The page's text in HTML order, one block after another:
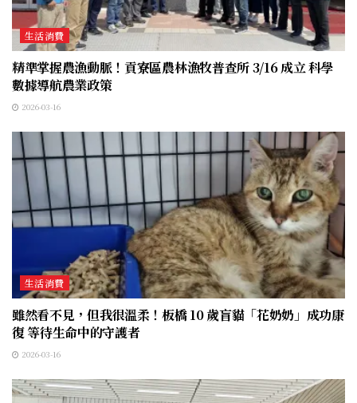
生活消費
精準掌握農漁動脈！貢寮區農林漁牧普查所 3/16 成立 科學
數據導航農業政策
2026-03-16
生活消費
雖然看不見，但我很溫柔！板橋 10 歲盲貓「花奶奶」成功康
復 等待生命中的守護者
2026-03-16